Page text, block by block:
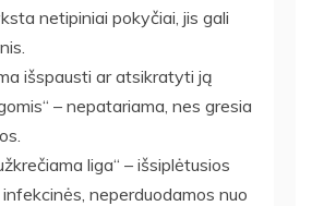
netipiniai pokyčiai, jis gali
išspausti ar atsikratyti ją
– nepatariama, nes gresia
liga“ – išsiplėtusios
neperduodamos nuo